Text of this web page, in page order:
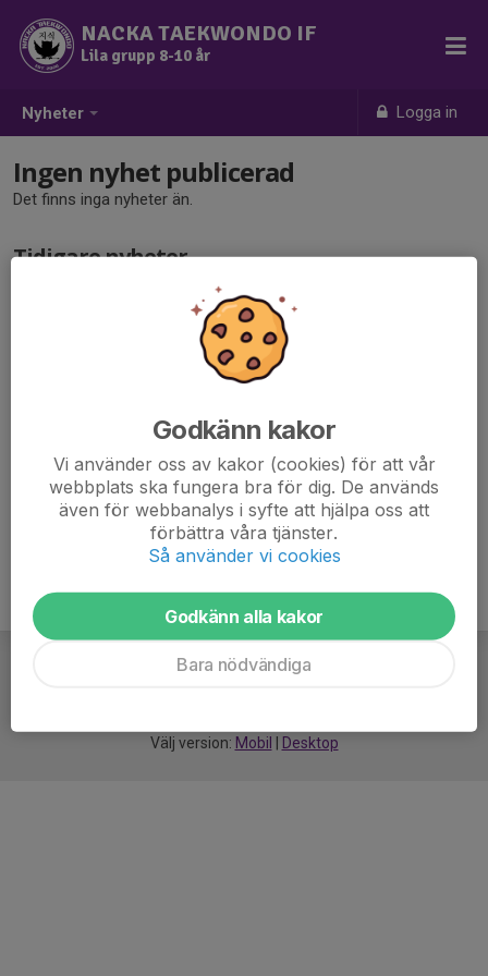
Nyheter Logga in
NACKA TAEKWONDO IF
Lila grupp 8-10 år
Ingen nyhet publicerad
Det finns inga nyheter än.
Tidigare nyheter
Det finns inga tidigare nyheter
Välj version: Mobil Desktop
Godkänn kakor
Vi använder oss av kakor (cookies) för att vår
webbplats ska fungera bra för dig. De används
även för webbanalys i syfte att hjälpa oss att
förbättra våra tjänster.
Så använder vi cookies
Godkänn alla kakor
Bara nödvändiga